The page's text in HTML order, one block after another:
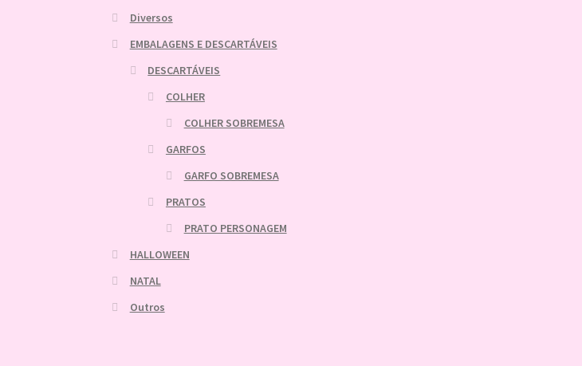
Diversos
EMBALAGENS E DESCARTÁVEIS
DESCARTÁVEIS
COLHER
COLHER SOBREMESA
GARFOS
GARFO SOBREMESA
PRATOS
PRATO PERSONAGEM
HALLOWEEN
NATAL
Outros